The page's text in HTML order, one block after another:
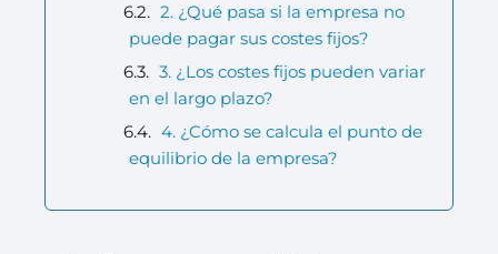
2. ¿Qué pasa si la empresa no
puede pagar sus costes fijos?
3. ¿Los costes fijos pueden variar
en el largo plazo?
4. ¿Cómo se calcula el punto de
equilibrio de la empresa?